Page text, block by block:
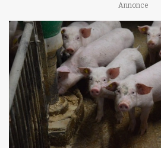
Annonce